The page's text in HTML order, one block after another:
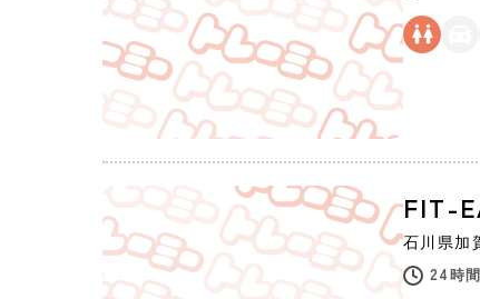
FIT-
石川県加
24時